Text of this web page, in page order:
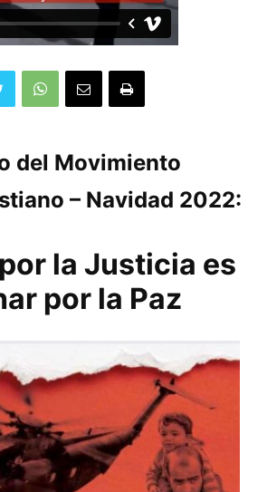
del Movimiento
– Navidad 2022:
la Justicia es
por la Paz